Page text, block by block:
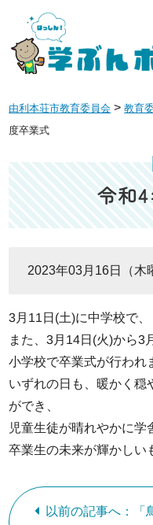
由利本荘市教育委員会 >教育
度卒業式
令和
2023年03月16日（木
3月11日(土)に中学校で、
また、3月14日(火)から3
小学校で卒業式が行われ
いずれの日も、暖かく穏
ができ、
児童生徒が晴れやかに学
卒業生の未来が輝かしい
以前の記事へ：「